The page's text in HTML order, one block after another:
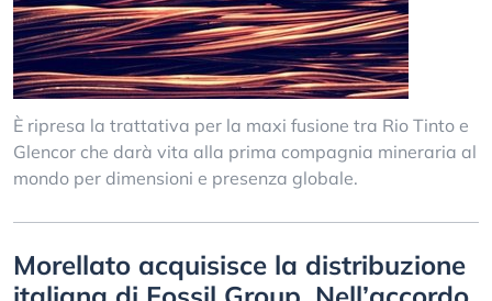
È ripresa la trattativa per la maxi fusione tra Rio Tinto e
Glencor che darà vita alla prima compagnia mineraria al
mondo per dimensioni e presenza globale.
Morellato acquisisce la distribuzione